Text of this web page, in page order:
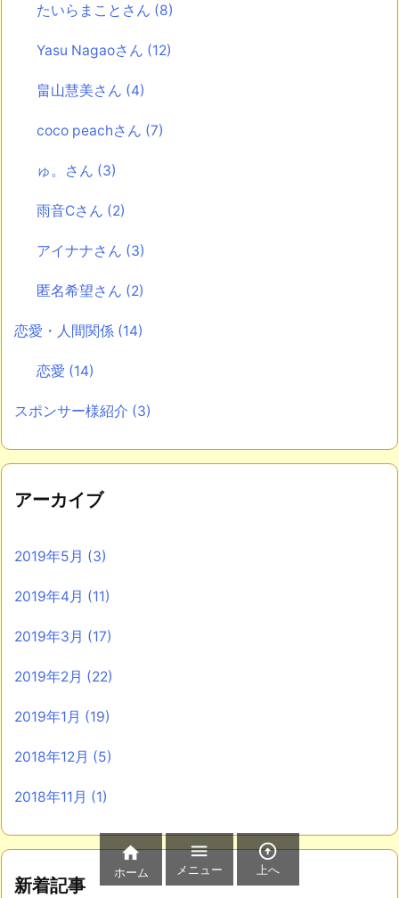
たいらまことさん (8)
Yasu Nagaoさん (12)
畠山慧美さん (4)
coco peachさん (7)
ゅ。さん (3)
雨音Cさん (2)
アイナナさん (3)
匿名希望さん (2)
恋愛・人間関係 (14)
恋愛 (14)
スポンサー様紹介 (3)
アーカイブ
2019年5月 (3)
2019年4月 (11)
2019年3月 (17)
2019年2月 (22)
2019年1月 (19)
2018年12月 (5)
2018年11月 (1)
新着記事

ホーム

メニュー

上へ